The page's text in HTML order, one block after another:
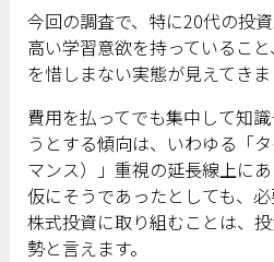
今回の調査で、特に20代の投
高い学習意欲を持っているこ
を惜しまない実態が見えてきま
費用を払ってでも集中して知
うとする傾向は、いわゆる「
マンス）」重視の延長線上に
仮にそうであったとしても、
株式投資に取り組むことは、
勢と言えます。